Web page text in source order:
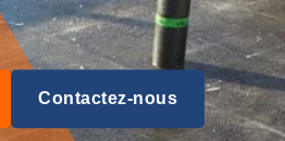
Contactez-nous